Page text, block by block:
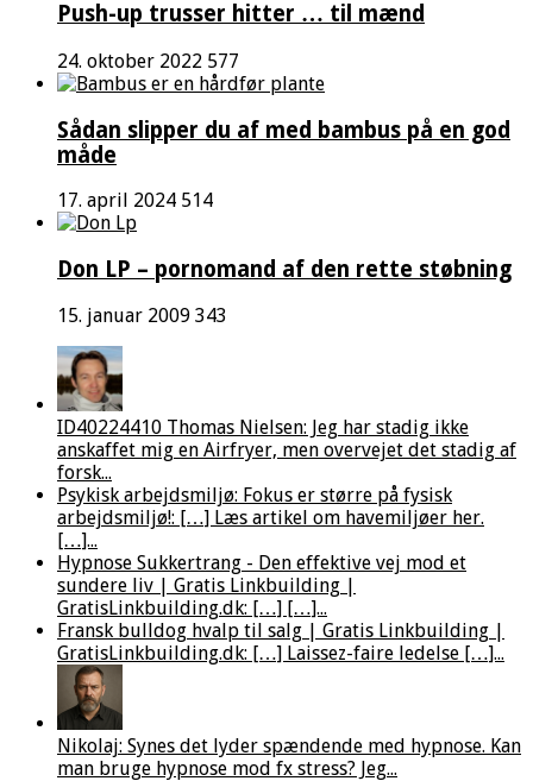
Push-up trusser hitter … til mænd
24. oktober 2022 577
Sådan slipper du af med bambus på en god
måde
17. april 2024 514
Don LP – pornomand af den rette støbning
15. januar 2009 343
ID40224410 Thomas Nielsen: Jeg har stadig ikke
anskaffet mig en Airfryer, men overvejet det stadig af
forsk...
Psykisk arbejdsmiljø: Fokus er større på fysisk
arbejdsmiljø!: […] Læs artikel om havemiljøer her.
[…]...
Hypnose Sukkertrang - Den effektive vej mod et
sundere liv | Gratis Linkbuilding |
GratisLinkbuilding.dk: […] […]...
Fransk bulldog hvalp til salg | Gratis Linkbuilding |
GratisLinkbuilding.dk: […] Laissez-faire ledelse […]...
Nikolaj: Synes det lyder spændende med hypnose. Kan
man bruge hypnose mod fx stress? Jeg...